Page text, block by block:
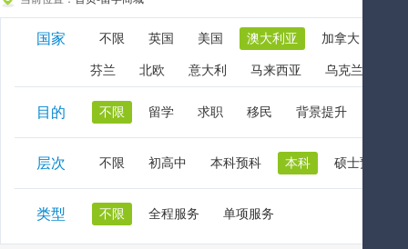
国家 不限 英国 美国 澳大利亚 加拿大
芬兰 北欧 意大利 马来西亚 乌克兰
目的 不限 留学 求职 移民 背景提升
层次 不限 初高中 本科预科 本科 硕士预科
类型 不限 全程服务 单项服务